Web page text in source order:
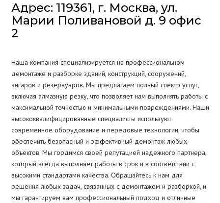
Адрес: 119361, г. Москва, ул.
Марии Поливановой д. 9 офис
2
Наша компания специализируется на профессиональном
демонтаже и разборке зданий, конструкций, сооружений,
ангаров и резервуаров. Мы предлагаем полный спектр услуг,
включая алмазную резку, что позволяет нам выполнять работы с
максимальной точностью и минимальными повреждениями. Наши
высококвалифицированные специалисты используют
современное оборудование и передовые технологии, чтобы
обеспечить безопасный и эффективный демонтаж любых
объектов. Мы гордимся своей репутацией надежного партнера,
который всегда выполняет работы в срок и в соответствии с
высокими стандартами качества. Обращайтесь к нам для
решения любых задач, связанных с демонтажем и разборкой, и
мы гарантируем вам профессиональный подход и отличные